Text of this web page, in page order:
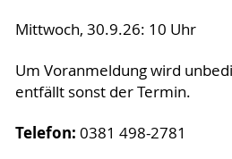
Mittwoch, 30.9.26: 10 Uhr
Um Voranmeldung wird
entfällt sonst der Termin.
Telefon: 0381 498-2781